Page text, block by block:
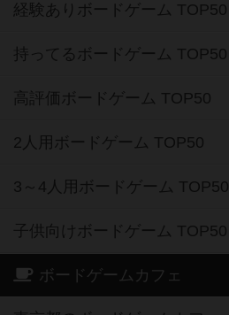
経験ありボードゲーム TOP50
持ってるボードゲーム TOP50
高評価ボードゲーム TOP50
2人用ボードゲーム TOP50
3～4人用ボードゲーム TOP50
子供向けボードゲーム TOP50
ボードゲームカフェ